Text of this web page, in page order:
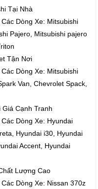
Tại Nhà
Dòng Xe: Mitsubishi
Pajero, Mitsubishi pajero
Tận Nơi
Dòng Xe: Mitsubishi
Van, Chevrolet Spack,
Cạnh Tranh
Dòng Xe: Hyundai
Hyundai i30, Hyundai
Accent, Hyundai
Lượng Cao
Dòng Xe: Nissan 370z